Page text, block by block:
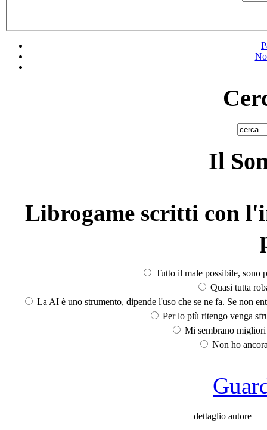
Il
Librogame scritti con
Tutto il male possibile, sono
Quasi tutta
La AI è uno strumento, dipende l'uso che se ne fa. Se non
Per lo più ritengo venga
Mi sembrano
Non ho
dettaglio autore